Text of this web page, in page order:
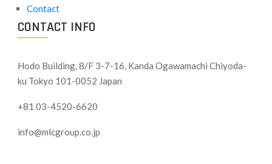
Contact
CONTACT INFO
Hodo Building, 8/F 3-7-16, Kanda Ogawamachi Chiyoda-
ku Tokyo 101-0052 Japan
+81 03-4520-6620
info@mlcgroup.co.jp